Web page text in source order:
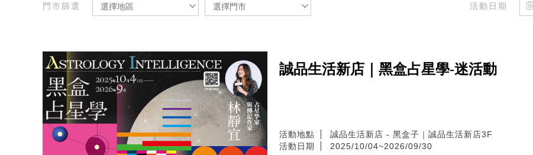
門市篩選 選擇地區 選擇門市 活動日期
誠品生活新店｜黑盒占星學-迷活動
活動地點
誠品生活新店 - 黑盒子｜誠品生活新店3F
活動日期
2025/10/04~2026/09/30